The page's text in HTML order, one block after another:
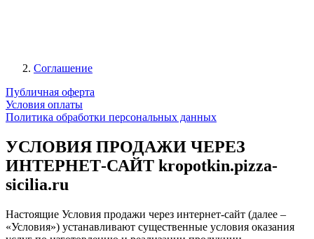
Соглашение
Публичная оферта
Условия оплаты
Политика обработки персональных данных
УСЛОВИЯ ПРОДАЖИ ЧЕРЕЗ
ИНТЕРНЕТ-САЙТ kropotkin.pizza-
sicilia.ru
Настоящие Условия продажи через интернет-сайт (далее –
«Условия») устанавливают существенные условия оказания